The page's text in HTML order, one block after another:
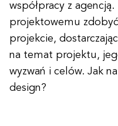
współpracy z
projektowemu
projekcie,
na temat projektu,
wyzwań i celów. Jak
design?